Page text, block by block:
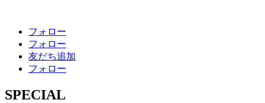
フォロー
フォロー
友だち追加
フォロー
SPECIAL